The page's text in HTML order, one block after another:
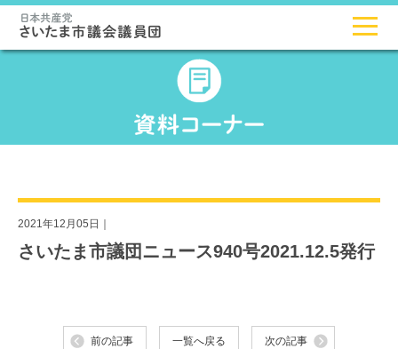
2021年12月05日｜
さいたま市議団ニュース940号2021.12.5発行
前の記事 一覧へ戻る 次の記事